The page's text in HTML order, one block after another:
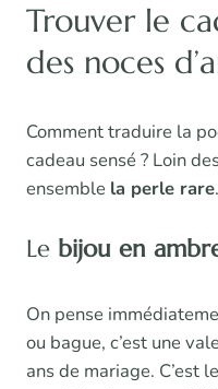
Trouver le
des noces
Comment traduire la
cadeau sensé ? Loin
ensemble la perle rare.
Le bijou en
On pense
ou bague, c’est une
ans de mariage. C’est